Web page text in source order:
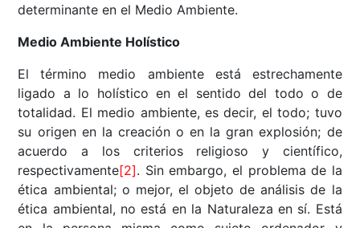
determinante en el Medio Ambiente.
Medio Ambiente Holístico
El término medio ambiente está estrechamente
ligado a lo holístico en el sentido del todo o de
totalidad. El medio ambiente, es decir, el todo; tuvo
su origen en la creación o en la gran explosión; de
acuerdo a los criterios religioso y científico,
respectivamente[2]. Sin embargo, el problema de la
ética ambiental; o mejor, el objeto de análisis de la
ética ambiental, no está en la Naturaleza en sí. Está